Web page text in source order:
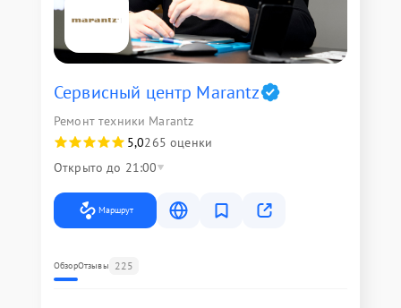
Сервисный центр Marantz
Ремонт техники Marantz
5,0265 оценки
Открыто до 21:00
Маршрут
ОбзорОтзывы 225